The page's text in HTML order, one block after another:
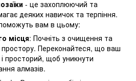
- це захоплюючий та
деяких навичок та терпіння.
вам в цьому:
місця: Почніть з очищення та
простору. Переконайтеся, що ваш
просторий, щоб уникнути
алмазів.